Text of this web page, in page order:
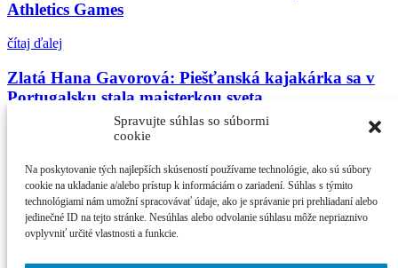
Spravujte súhlas so súbormi
cookie
Na poskytovanie tých najlepších skúseností používame technológie, ako sú súbory
cookie na ukladanie a/alebo prístup k informáciám o zariadení. Súhlas s týmito
technológiami nám umožní spracovávať údaje, ako je správanie pri prehliadaní alebo
jedinečné ID na tejto stránke. Nesúhlas alebo odvolanie súhlasu môže nepriaznivo
ovplyvniť určité vlastnosti a funkcie.
Athletics Games
čítaj ďalej
Zlatá Hana Gavorová: Piešťanská kajakárka sa v
Portugalsku stala majsterkou sveta
Matej Brežný z TJ DružbaPiešťany utvoril národný
rekord starších žiakov v behu na 800 m
čítaj ďalej